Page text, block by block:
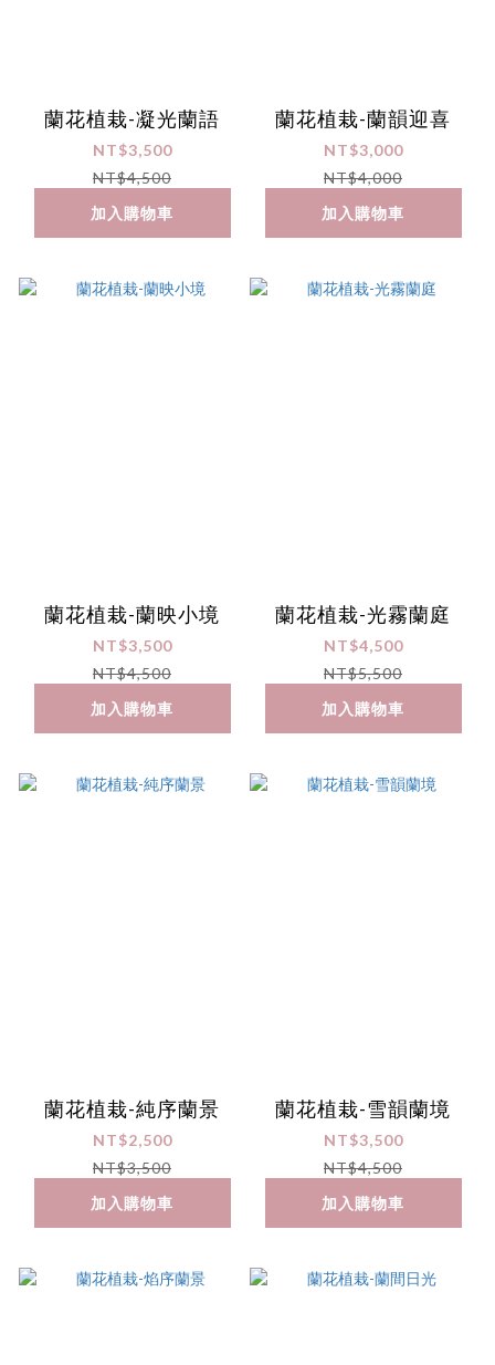
蘭花植栽-凝光蘭語
NT$3,500
NT$4,500
加入購物車
蘭花植栽-蘭韻迎喜
NT$3,000
NT$4,000
加入購物車
蘭花植栽-蘭映小境
NT$3,500
NT$4,500
加入購物車
蘭花植栽-光霧蘭庭
NT$4,500
NT$5,500
加入購物車
蘭花植栽-純序蘭景
NT$2,500
NT$3,500
加入購物車
蘭花植栽-雪韻蘭境
NT$3,500
NT$4,500
加入購物車